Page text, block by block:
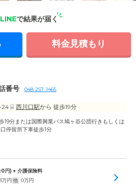
LINEで結果が届く
料金見積もり
番号 048-257-1465
24 西川口駅から 徒歩19分
19分または国際興業バス鳩ヶ谷公団行きもしくは
停留所下車徒歩1分
0円) + 介護保険料
万円 他 0万円